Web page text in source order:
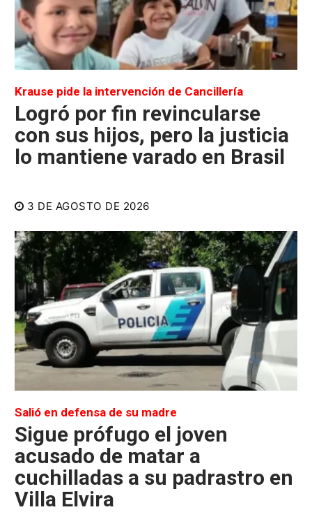
Krause pide la intervención de Cancillería
Logró por fin revincularse
con sus hijos, pero la justicia
lo mantiene varado en Brasil
3 DE AGOSTO DE 2026
Salió en defensa de su madre
Sigue prófugo el joven
acusado de matar a
cuchilladas a su padrastro en
Villa Elvira